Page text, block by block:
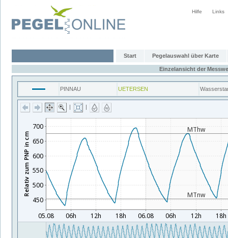
Hilfe Links
Start Pegelauswahl über Karte
Einzelansicht der
PINNAU UETERSEN
| |